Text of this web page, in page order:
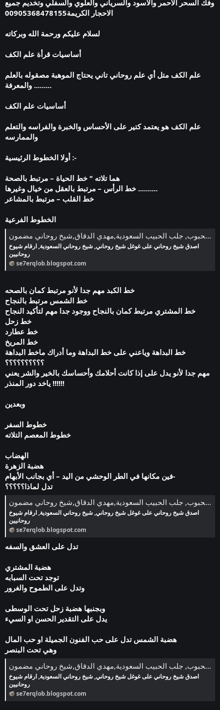
وفك السحر الاحمر والاسود والسرياني والعلوي والسفلي وتخديم جميع
الاحجار الكريمة00905368478155
لسلام عليكم ورحمة الله وبركاته
أساسيات قرأة علم الكف
علم الكف متل أي علم روحاني تاني يحتاج الموهبة مصقوله بالعلم
والمعرفة .........
أساسيات علم الكف
علم الكف هو يعتمد كتير على الأحساس والخبرة والفراسه والتعلم
والممارسه
أولا الخطوط الرئيسية :-
هما تلاته " خط الحياة – مرتبط بالصحة
خط الرأس – مرتبط بالعقل من خيال وغيرها ..........
خط القلب – مرتبط بالمشاعر
الخطوط الفرعية
سحر القلوب في جلب المحبوب, جلب الحبيب السعودية,مهدي الدقاق,شيخ روحاني مضمون
اصدق شيخ روحاني على غوغل شيخ روحاني, شيخ روحاني السعودية, ارقام شيوخ
روحانيين
se7erqlob.blogspot.com
خط الكبد مهم جدا لأنو مرتبط كمان بالصحه
خط الشمس مرتبط بالنجاح
خط المشتري مرتبط كمان بالنجاح ووجود جدا مهم لتأكيد النجاح
خط زحل
خط عطارد
خط المريخ
خط البداهة وياعني على خط البداهة وما أدراك ماخط البداهة
؟؟؟؟؟؟؟؟؟؟
مهم جدا لأنو يدل على إذا كانت أحلامك وأحساسك بالخير والشر يعني
ياخد دور المنذر !!!!!!
وبعدين
خطوط السفر
خطوط المعصم التلاته
الهضاب
هضبة الزهرة
فين مكانها في الطر الوحشي من اليد – أي بجانب الأبهام-
تدل لماذا؟؟؟؟؟
سحر القلوب في جلب المحبوب, جلب الحبيب السعودية,مهدي الدقاق,شيخ روحاني مضمون
اصدق شيخ روحاني على غوغل شيخ روحاني, شيخ روحاني السعودية, ارقام شيوخ
روحانيين
se7erqlob.blogspot.com
تدل على العشق والسفه
هضبة المشتري
توجد تحت السبابه
وتدل على الطموح والغرور
وبجنبها هضبة زحل تحت الوسطى
يدل على التقدير الحسن او السيء
هضبة الشمس تدل على حب الفنون الجميلة او حب المال
وهي تحت البنصر
سحر القلوب في جلب المحبوب, جلب الحبيب السعودية,مهدي الدقاق,شيخ روحاني مضمون
اصدق شيخ روحاني على غوغل شيخ روحاني, شيخ روحاني السعودية, ارقام شيوخ
روحانيين
se7erqlob.blogspot.com